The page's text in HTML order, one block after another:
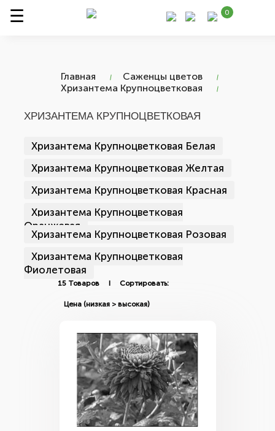
0
Главная
Саженцы цветов
Хризантема Крупноцветковая
ХРИЗАНТЕМА КРУПНОЦВЕТКОВАЯ
Хризантема Крупноцветковая Белая
Хризантема Крупноцветковая Желтая
Хризантема Крупноцветковая Красная
Хризантема Крупноцветковая
Оранжевая
Хризантема Крупноцветковая Розовая
Хризантема Крупноцветковая
Фиолетовая
15 Товаров I Сортировать: